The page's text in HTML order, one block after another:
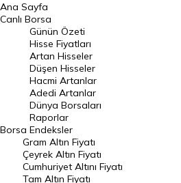
BIST 100 Hisseleri
En Çok Artan Hisseler
En Çok Düşen Hisseler
Hacmi Artanlar
Geçmiş Kapanışlar
Dünya Borsaları
Raporlar
Endeksler
Ana Sayfa
Canlı Borsa
Borsa
Günün Özeti
Hisse Fiyatları
Artan Hisseler
Düşen Hisseler
Hacmi Artanlar
Adedi Artanlar
Dünya Borsaları
Raporlar
Endeksler
Gram Altın Fiyatı
Çeyrek Altın Fiyatı
Cumhuriyet Altını Fiyatı
Tam Altın Fiyatı